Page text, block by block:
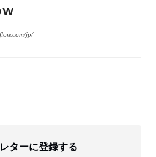
jp/
ターに登録する